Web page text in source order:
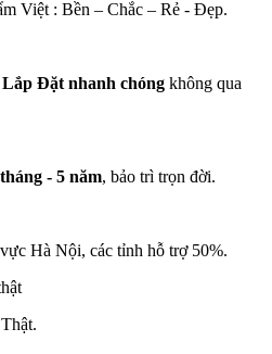
Việt : Bền – Chắc – Rẻ - Đẹp.
Lắp Đặt nhanh chóng không qua
- 5 năm, bảo trì trọn đời.
Hà Nội, các tỉnh hỗ trợ 50%.